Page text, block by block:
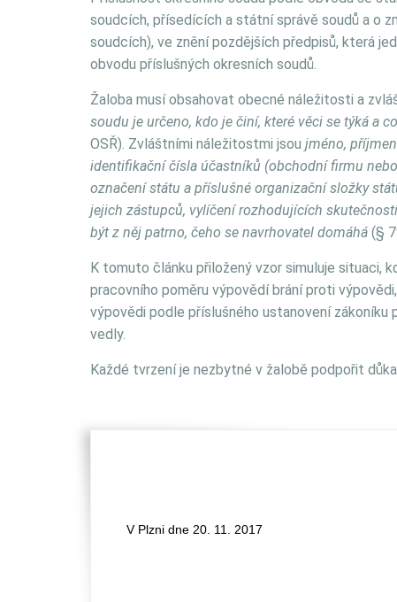
soudcích, přísedících a státní správě soudů a o
soudcích), ve znění pozdějších předpisů, která
obvodu příslušných okresních soudů.
Žaloba musí obsahovat obecné náležitosti a
soudu je určeno, kdo je činí, které věci se týká a
OSŘ). Zvláštními náležitostmi jsou jméno,
identifikační čísla účastníků (obchodní firmu
označení státu a příslušné organizační složky
jejich zástupců, vylíčení rozhodujících
být z něj patrno, čeho se navrhovatel domáhá (§
K tomuto článku přiložený vzor simuluje situaci,
pracovního poměru výpovědí brání proti
výpovědi podle příslušného ustanovení
vedly.
Každé tvrzení je nezbytné v žalobě podpořit
V Plzni dne 20. 11. 2017